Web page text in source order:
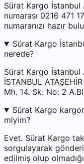
Sürat Kargo İstanbul
numarası 0216 471
numaranızı hazır
Sürat Kargo
nerede?
Sürat Kargo İstanbul
İSTANBUL
Mh. 14. Sk. No: 2
Sürat Kargo
miyim?
Evet. Sürat Kargo
sorgulayarak
edilmiş olup